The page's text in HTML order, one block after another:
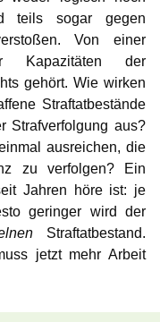
teils sogar gegen
Von einer
Kapazitäten der
gehört. Wie wirken
Straftatbestände
Strafverfolgung aus?
ausreichen, die
zu verfolgen? Ein
Jahren höre ist: je
geringer wird der
Straftatbestand.
jetzt mehr Arbeit